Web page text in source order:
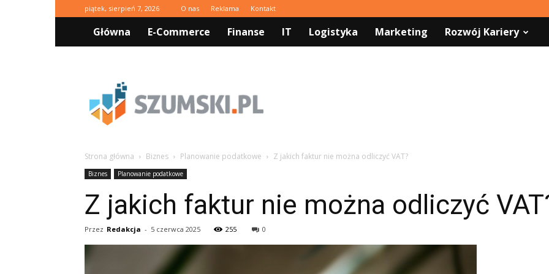
piątek, sierpień 7, 2026 O nas Reklama Kontakt
Główna E-Commerce Finanse IT Logistyka Marketing Rozwój Kariery
Strona główna Biznes Planowanie podatkowe Z jakich faktur nie można odliczyć VAT?
Biznes Planowanie podatkowe
Z jakich faktur nie można odliczyć
Przez Redakcja - 5 czerwca 2025 255 0